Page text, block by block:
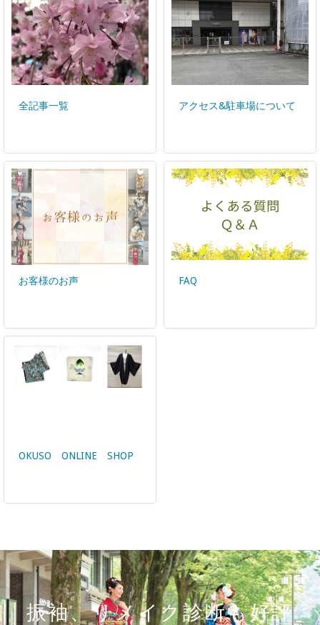
全記事一覧 アクセス&駐車場について
お客様のお声 FAQ
OKUSO ONLINE SHOP
振袖、リメイク診断も好評